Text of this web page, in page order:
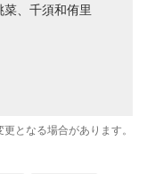
、千須和侑里
となる場合があります。